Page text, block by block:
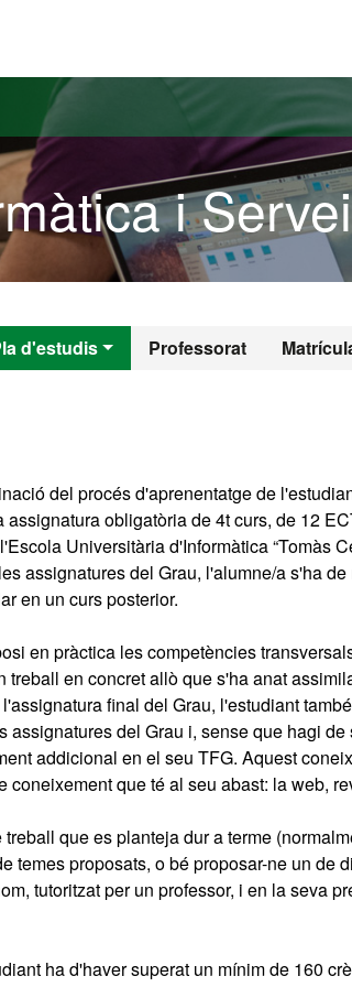
i
d'estudis Professorat
i
del procés d'aprenentatge de
obligatòria de 4t curs, de 12
Universitària d'Informàtica “Tomàs
assignatures del Grau, l'alumne/a s'ha
en un curs posterior.
en pràctica les competències
en concret allò que s'ha anat
final del Grau, l'estudiant
del Grau i, sense que hagi
addicional en el seu TFG. Aquest
coneixement que té al seu abast: la web,
que es planteja dur a terme
temes proposats, o bé proposar-ne un de
tutoritzat per un professor, i en la seva
ha d'haver superat un mínim de 160